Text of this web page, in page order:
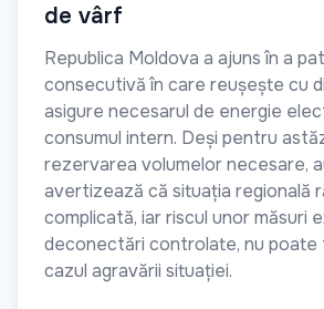
de vârf
Republica Moldova a ajuns în a
consecutivă în care reușește cu
asigure necesarul de energie
consumul intern. Deși pentru
rezervarea volumelor necesare,
avertizează că situația regională
complicată, iar riscul unor măsuri
deconectări controlate, nu poate
cazul agravării situației.